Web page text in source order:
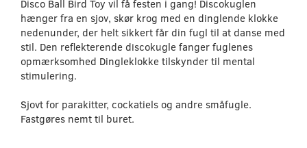
Disco Ball Bird Toy vil få festen i gang! Discokuglen
hænger fra en sjov, skør krog med en dinglende klokke
nedenunder, der helt sikkert får din fugl til at danse med
stil. Den reflekterende discokugle fanger fuglenes
opmærksomhed Dingleklokke tilskynder til mental
stimulering.
Sjovt for parakitter, cockatiels og andre småfugle.
Fastgøres nemt til buret.